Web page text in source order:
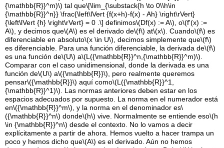
{\mathbb{R}}^m)\) tal que\[\lim_{\substack{h \to 0\\h\in
{\mathbb{R}}^n}} \frac{\left\lVert {f(x+h)-f(x) - Ah} \right\rVert}
{\left\lVert {h} \right\rVert} = 0 .\] definimos\(Df(x) := A\) , o\(f'(x) :=
A\) , y decimos que\(A\) es el derivado de\(f\) at\(x\) . Cuando\(f\) es
diferenciable en absoluto\(x \in U\) , decimos simplemente que\(f\)
es diferenciable. Para una función diferenciable, la derivada de\(f\)
es una función de\(U\) a\(L({\mathbb{R}}^n,{\mathbb{R}}^m)\)
Comparar con el caso unidimensional, donde la derivada es una
función de\(U\) a\({\mathbb{R}}\) , pero realmente queremos
pensar\({\mathbb{R}}\) aquí como\(L({\mathbb{R}}^1,
{\mathbb{R}}^1)\) . Las normas anteriores deben estar en los
espacios adecuados por supuesto. La norma en el numerador está
en\({\mathbb{R}}^m\) , y la norma en el denominador es\
({\mathbb{R}}^n\) donde\(h\) vive. Normalmente se entiende eso\(h
\in {\mathbb{R}}^n\) desde el contexto. No lo vamos a decir
explícitamente a partir de ahora. Hemos vuelto a hacer trampa un
poco y hemos dicho que\(A\) es el derivado. Aún no hemos